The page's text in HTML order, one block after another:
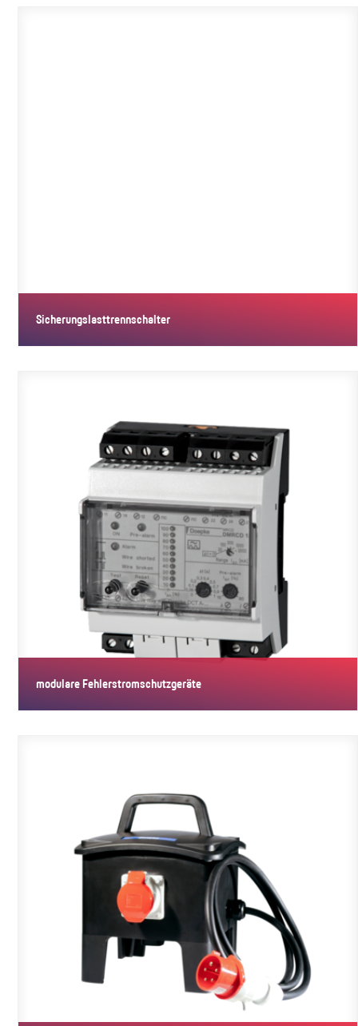
Sicherungslasttrennschalter
Sicherungslasttrennschalter trennen und schalten auch unter Last.
modulare Fehlerstromschutzgeräte
MRCD erfassen Fehlerströme und bewerten sie hinsichtlich Höhe